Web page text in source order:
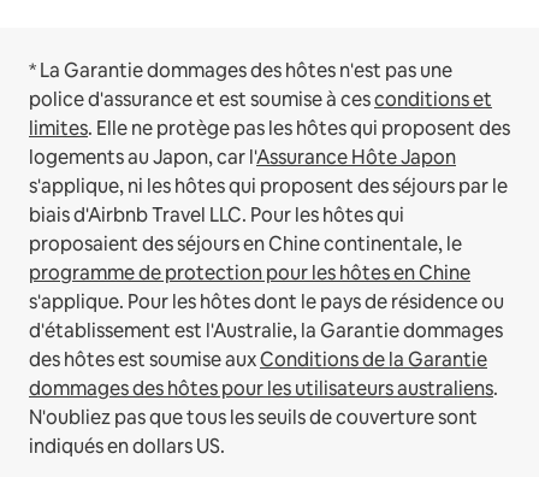
* La Garantie dommages des hôtes n'est pas une
police d'assurance et est soumise à cesconditions et
limites. Elle ne protège pas les hôtes qui proposent des
logements au Japon, car l'Assurance Hôte Japon
s'applique, ni les hôtes qui proposent des séjours par le
biais d'Airbnb Travel LLC. Pour les hôtes qui
proposaient des séjours en Chine continentale, le
programme de protection pour les hôtes en Chine
s'applique. Pour les hôtes dont le pays de résidence ou
d'établissement est l'Australie, la Garantie dommages
des hôtes est soumise auxConditions de la Garantie
dommages des hôtes pour les utilisateurs australiens.
N'oubliez pas que tous les seuils de couverture sont
indiqués en dollars US.